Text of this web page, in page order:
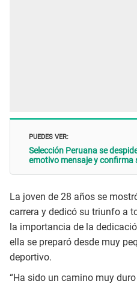
PUEDES VER:
Selección Peruana se
emotivo mensaje y confirma
La joven de 28 años se
carrera y dedicó su triunfo a
la importancia de la
ella se preparó desde muy
deportivo.
“Ha sido un camino muy